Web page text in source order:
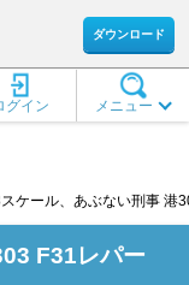
ダウンロード
メニュー
グイン
ケール、あぶない刑事 港
F31レパー